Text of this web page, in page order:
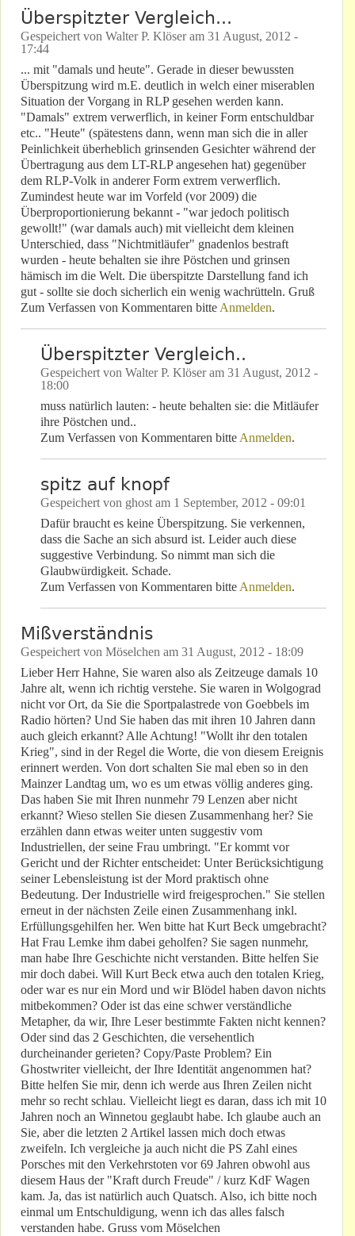
Überspitzter Vergleich...
Gespeichert von Walter P. Klöseram 31 August, 2012 -
17:44
... mit "damals und heute". Gerade in dieser bewussten
Überspitzung wird m.E. deutlich in welch einer miserablen
Situation der Vorgang in RLP gesehen werden kann.
"Damals" extrem verwerflich, in keiner Form entschuldbar
etc.. "Heute" (spätestens dann, wenn man sich die in aller
Peinlichkeit überheblich grinsenden Gesichter während der
Übertragung aus dem LT-RLP angesehen hat) gegenüber
dem RLP-Volk in anderer Form extrem verwerflich.
Zumindest heute war im Vorfeld (vor 2009) die
Überproportionierung bekannt - "war jedoch politisch
gewollt!" (war damals auch) mit vielleicht dem kleinen
Unterschied, dass "Nichtmitläufer" gnadenlos bestraft
wurden - heute behalten sie ihre Pöstchen und grinsen
hämisch im die Welt. Die überspitzte Darstellung fand ich
gut - sollte sie doch sicherlich ein wenig wachrütteln. Gruß
Zum Verfassen von Kommentaren bitte Anmelden.
Überspitzter Vergleich..
Gespeichert von Walter P. Klöseram 31 August, 2012 -
18:00
muss natürlich lauten: - heute behalten sie: die Mitläufer
ihre Pöstchen und..
Zum Verfassen von Kommentaren bitte Anmelden.
spitz auf knopf
Gespeichert von ghost am 1 September, 2012 - 09:01
Dafür braucht es keine Überspitzung. Sie verkennen,
dass die Sache an sich absurd ist. Leider auch diese
suggestive Verbindung. So nimmt man sich die
Glaubwürdigkeit. Schade.
Zum Verfassen von Kommentaren bitte Anmelden.
Mißverständnis
Gespeichert von Möselchen am 31 August, 2012 - 18:09
Lieber Herr Hahne, Sie waren also als Zeitzeuge damals 10
Jahre alt, wenn ich richtig verstehe. Sie waren in Wolgograd
nicht vor Ort, da Sie die Sportpalastrede von Goebbels im
Radio hörten? Und Sie haben das mit ihren 10 Jahren dann
auch gleich erkannt? Alle Achtung! "Wollt ihr den totalen
Krieg", sind in der Regel die Worte, die von diesem Ereignis
erinnert werden. Von dort schalten Sie mal eben so in den
Mainzer Landtag um, wo es um etwas völlig anderes ging.
Das haben Sie mit Ihren nunmehr 79 Lenzen aber nicht
erkannt? Wieso stellen Sie diesen Zusammenhang her? Sie
erzählen dann etwas weiter unten suggestiv vom
Industriellen, der seine Frau umbringt. "Er kommt vor
Gericht und der Richter entscheidet: Unter Berücksichtigung
seiner Lebensleistung ist der Mord praktisch ohne
Bedeutung. Der Industrielle wird freigesprochen." Sie stellen
erneut in der nächsten Zeile einen Zusammenhang inkl.
Erfüllungsgehilfen her. Wen bitte hat Kurt Beck umgebracht?
Hat Frau Lemke ihm dabei geholfen? Sie sagen nunmehr,
man habe Ihre Geschichte nicht verstanden. Bitte helfen Sie
mir doch dabei. Will Kurt Beck etwa auch den totalen Krieg,
oder war es nur ein Mord und wir Blödel haben davon nichts
mitbekommen? Oder ist das eine schwer verständliche
Metapher, da wir, Ihre Leser bestimmte Fakten nicht kennen?
Oder sind das 2 Geschichten, die versehentlich
durcheinander gerieten? Copy/Paste Problem? Ein
Ghostwriter vielleicht, der Ihre Identität angenommen hat?
Bitte helfen Sie mir, denn ich werde aus Ihren Zeilen nicht
mehr so recht schlau. Vielleicht liegt es daran, dass ich mit 10
Jahren noch an Winnetou geglaubt habe. Ich glaube auch an
Sie, aber die letzten 2 Artikel lassen mich doch etwas
zweifeln. Ich vergleiche ja auch nicht die PS Zahl eines
Porsches mit den Verkehrstoten vor 69 Jahren obwohl aus
diesem Haus der "Kraft durch Freude" / kurz KdF Wagen
kam. Ja, das ist natürlich auch Quatsch. Also, ich bitte noch
einmal um Entschuldigung, wenn ich das alles falsch
verstanden habe. Gruss vom Möselchen